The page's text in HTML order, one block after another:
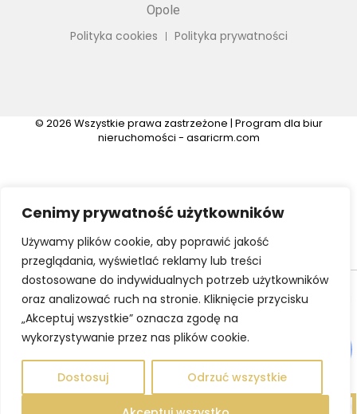
Cenimy prywatność użytkowników
Używamy plików cookie, aby poprawić jakość
przeglądania, wyświetlać reklamy lub treści
dostosowane do indywidualnych potrzeb użytkowników
oraz analizować ruch na stronie. Kliknięcie przycisku
„Akceptuj wszystkie” oznacza zgodę na
wykorzystywanie przez nas plików cookie.
Dostosuj Odrzuć wszystkie
Opole
Polityka cookies Polityka prywatności
© 2026 Wszystkie prawa zastrzeżone | Program dla biur
nieruchomości - asaricrm.com
Ta strona używa plików cookies. Kontynuując przeglądanie naszej
strony, wyrażasz zgodę na wykorzystywanie przez nas plików
cookies zgodnie z aktualnymi ustawieniami przeglądarki i Polityką
Prywatności.Dowiedz się więcej
Klikając "Akceptuję" zgadasz się na wykorzystywanie przez nas
plików cookie.